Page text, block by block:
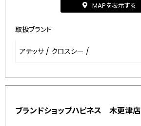
MAPを表示する
取扱ブランド
アテッサ / クロスシー /
ブランドショップハピネス 木更津店